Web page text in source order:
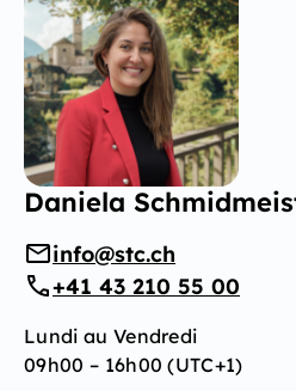
Daniela
info@stc.ch
+41 43 210 55 00
Lundi au Vendredi
09h00 – 16h00 (UTC+1)